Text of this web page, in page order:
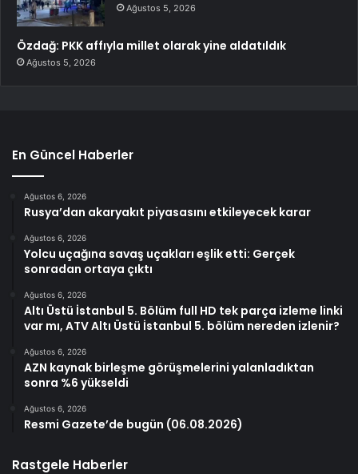
Ağustos 5, 2026
Özdağ: PKK affıyla millet olarak yine aldatıldık
Ağustos 5, 2026
En Güncel Haberler
Ağustos 6, 2026
Rusya’dan akaryakıt piyasasını etkileyecek karar
Ağustos 6, 2026
Yolcu uçağına savaş uçakları eşlik etti: Gerçek
sonradan ortaya çıktı
Ağustos 6, 2026
Altı Üstü İstanbul 5. Bölüm full HD tek parça izleme linki
var mı, ATV Altı Üstü İstanbul 5. bölüm nereden izlenir?
Ağustos 6, 2026
AZN kaynak birleşme görüşmelerini yalanladıktan
sonra %6 yükseldi
Ağustos 6, 2026
Resmi Gazete’de bugün (06.08.2026)
Rastgele Haberler